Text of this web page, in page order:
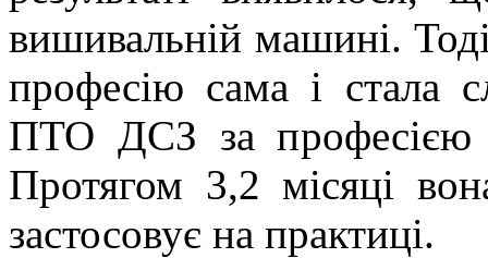
вишивальній машині.
професію сама і стала
ПТО ДСЗ за професією
Протягом 3,2 місяці
застосовує на практиці.